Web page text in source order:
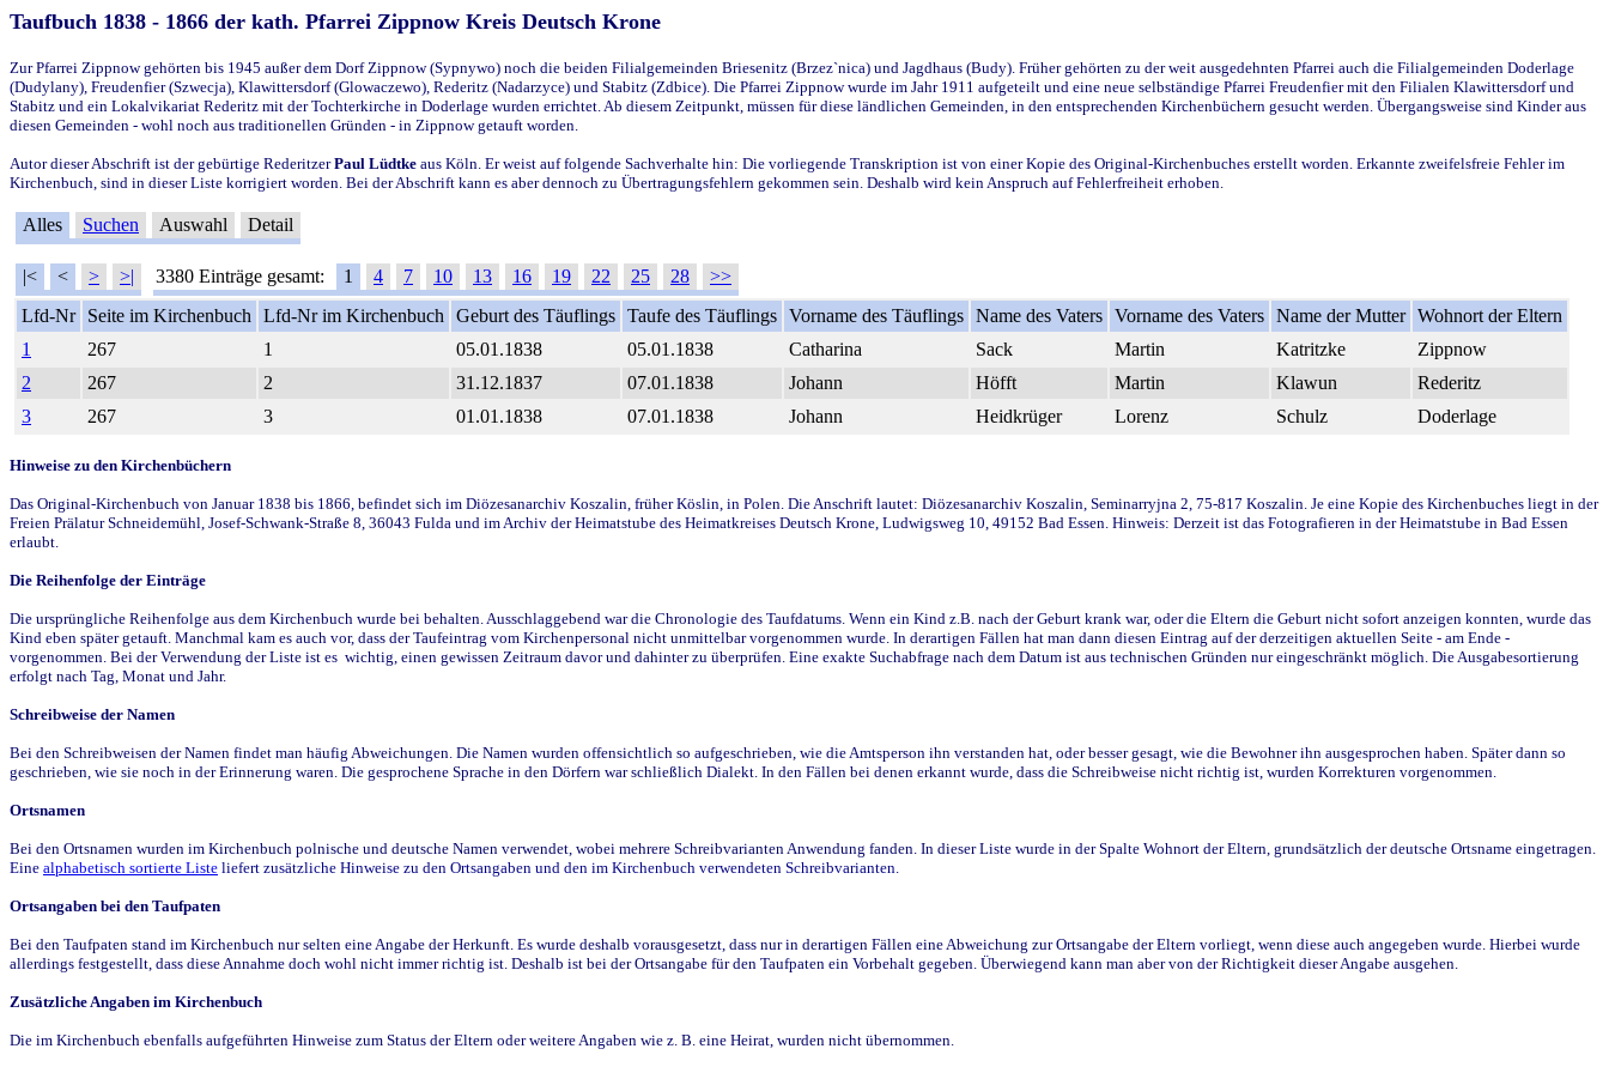
Taufbuch 1838 - 1866 der kath. Pfarrei Zippnow Kreis Deutsch Krone
Zur Pfarrei Zippnow gehörten bis 1945 außer dem Dorf Zippnow (Sypnywo) noch die beiden Filialgemeinden Briesenitz (Brzez`nica) und Jagdhaus (Budy). Früher gehörten zu der weit ausgedehnten Pfarrei auch die Filialgemeinden Doderlage
(Dudylany), Freudenfier (Szwecja), Klawittersdorf (Glowaczewo), Rederitz (Nadarzyce) und Stabitz (Zdbice). Die Pfarrei Zippnow wurde im Jahr 1911 aufgeteilt und eine neue selbständige Pfarrei Freudenfier mit den Filialen Klawittersdorf und
Stabitz und ein Lokalvikariat Rederitz mit der Tochterkirche in Doderlage wurden errichtet. Ab diesem Zeitpunkt, müssen für diese ländlichen Gemeinden, in den entsprechenden Kirchenbüchern gesucht werden. Übergangsweise sind Kinder aus
diesen Gemeinden - wohl noch aus traditionellen Gründen - in Zippnow getauft worden.
Autor dieser Abschrift ist der gebürtige RederitzerPaul Lüdtke aus Köln. Er weist auf folgende Sachverhalte hin: Die vorliegende Transkription ist von einer Kopie des Original-Kirchenbuches erstellt worden. Erkannte zweifelsfreie Fehler im
Kirchenbuch, sind in dieser Liste korrigiert worden. Bei der Abschrift kann es aber dennoch zu Übertragungsfehlern gekommen sein. Deshalb wird kein Anspruch auf Fehlerfreiheit erhoben.
Alles Suchen Auswahl Detail
|< < > >| 3380 Einträge gesamt: 1 4 7 10 13 16 19 22 25 28
>>
Lfd-Nr
Seite im Kirchenbuch Lfd-Nr im Kirchenbuch Geburt des Täuflings Taufe des Täuflings Vorname des Täuflings Name des Vaters Vorname des Vaters Name der Mutter Wohnort der Eltern
1
267 1 05.01.1838 05.01.1838 Catharina Sack Martin Katritzke
Zippnow
2
267 2 31.12.1837 07.01.1838 Johann Höfft Martin Klawun
Rederitz
3
267 3 01.01.1838 07.01.1838 Johann Heidkrüger Lorenz Schulz Doderlage
Hinweise zu den Kirchenbüchern
Das Original-Kirchenbuch von Januar 1838 bis 1866, befindet sich im Diözesanarchiv Koszalin, früher Köslin, in Polen. Die Anschrift lautet: Diözesanarchiv Koszalin, Seminarryjna 2, 75-817 Koszalin. Je eine Kopie des Kirchenbuches liegt in der
Freien Prälatur Schneidemühl, Josef-Schwank-Straße 8, 36043 Fulda und im Archiv der Heimatstube des Heimatkreises Deutsch Krone, Ludwigsweg 10, 49152 Bad Essen. Hinweis: Derzeit ist das Fotografieren in der Heimatstube in Bad Essen
erlaubt.
Die Reihenfolge der Einträge
Die ursprüngliche Reihenfolge aus dem Kirchenbuch wurde bei behalten. Ausschlaggebend war die Chronologie des Taufdatums. Wenn ein Kind z.B. nach der Geburt krank war, oder die Eltern die Geburt nicht sofort anzeigen konnten, wurde das
Kind eben später getauft. Manchmal kam es auch vor, dass der Taufeintrag vom Kirchenpersonal nicht unmittelbar vorgenommen wurde. In derartigen Fällen hat man dann diesen Eintrag auf der derzeitigen aktuellen Seite - am Ende -
vorgenommen. Bei der Verwendung der Liste ist es wichtig, einen gewissen Zeitraum davor und dahinter zu überprüfen. Eine exakte Suchabfrage nach dem Datum ist aus technischen Gründen nur eingeschränkt möglich. Die Ausgabesortierung
erfolgt nach Tag, Monat und Jahr.
Schreibweise der Namen
Bei den Schreibweisen der Namen findet man häufig Abweichungen. Die Namen wurden offensichtlich so aufgeschrieben, wie die Amtsperson ihn verstanden hat, oder besser gesagt, wie die Bewohner ihn ausgesprochen haben. Später dann so
geschrieben, wie sie noch in der Erinnerung waren. Die gesprochene Sprache in den Dörfern war schließlich Dialekt. In den Fällen bei denen erkannt wurde, dass die Schreibweise nicht richtig ist, wurden Korrekturen vorgenommen.
Ortsnamen
Bei den Ortsnamen wurden im Kirchenbuch polnische und deutsche Namen verwendet, wobei mehrere Schreibvarianten Anwendung fanden. In dieser Liste wurde in der Spalte Wohnort der Eltern, grundsätzlich der deutsche Ortsname eingetragen.
Eine alphabetisch sortierte Liste liefert zusätzliche Hinweise zu den Ortsangaben und den im Kirchenbuch verwendeten Schreibvarianten.
Ortsangaben bei den Taufpaten
Bei den Taufpaten stand im Kirchenbuch nur selten eine Angabe der Herkunft. Es wurde deshalb vorausgesetzt, dass nur in derartigen Fällen eine Abweichung zur Ortsangabe der Eltern vorliegt, wenn diese auch angegeben wurde. Hierbei wurde
allerdings festgestellt, dass diese Annahme doch wohl nicht immer richtig ist. Deshalb ist bei der Ortsangabe für den Taufpaten ein Vorbehalt gegeben. Überwiegend kann man aber von der Richtigkeit dieser Angabe ausgehen.
Zusätzliche Angaben im Kirchenbuch
Die im Kirchenbuch ebenfalls aufgeführten Hinweise zum Status der Eltern oder weitere Angaben wie z. B. eine Heirat, wurden nicht übernommen.